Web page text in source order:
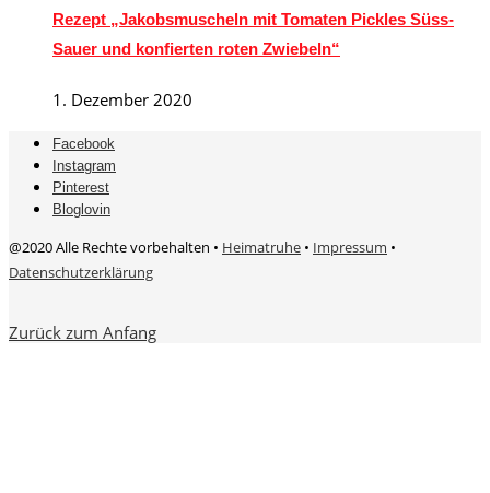
Rezept „Jakobsmuscheln mit Tomaten Pickles Süss-
Sauer und konfierten roten Zwiebeln“
1. Dezember 2020
Facebook
Instagram
Pinterest
Bloglovin
@2020 Alle Rechte vorbehalten • Heimatruhe • Impressum •
Datenschutzerklärung
Zurück zum Anfang